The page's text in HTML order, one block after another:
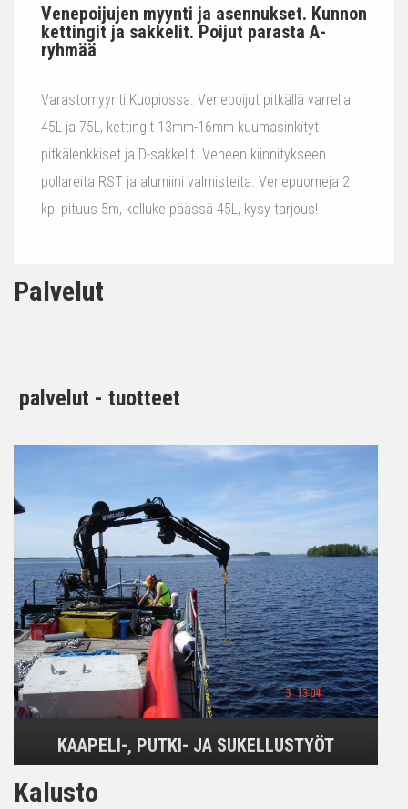
Venepoijujen myynti ja asennukset. Kunnon
kettingit ja sakkelit. Poijut parasta A-
ryhmää
Varastomyynti Kuopiossa. Venepoijut pitkällä varrella
45L ja 75L, kettingit 13mm-16mm kuumasinkityt
pitkälenkkiset ja D-sakkelit. Veneen kiinnitykseen
pollareita RST ja alumiini valmisteita. Venepuomeja 2
kpl pituus 5m, kelluke päässä 45L, kysy tarjous!
Palvelut
palvelut - tuotteet
KAAPELI-, PUTKI- JA SUKELLUSTYÖT
Kalusto